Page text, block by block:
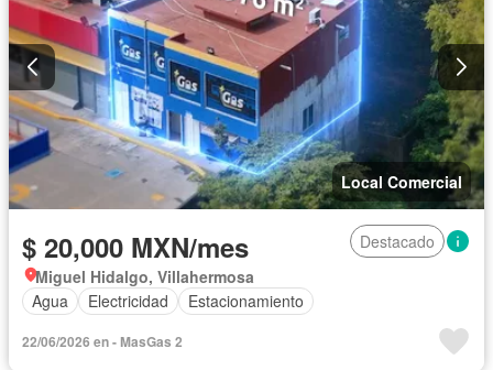
Local Comercial
$ 20,000 MXN/mes
Destacado
Miguel Hidalgo, Villahermosa
Agua
Electricidad Estacionamiento
22/06/2026 en - MasGas 2